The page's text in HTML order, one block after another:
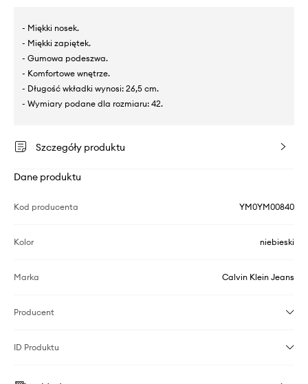
- Miękki nosek.
- Miękki zapiętek.
- Gumowa podeszwa.
- Komfortowe wnętrze.
- Długość wkładki wynosi: 26,5 cm.
- Wymiary podane dla rozmiaru: 42.
Szczegóły produktu
Dane produktu
Kod producenta YM0YM00840
Kolor niebieski
Marka Calvin Klein Jeans
Producent
ID Produktu